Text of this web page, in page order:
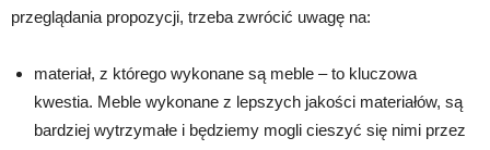
przeglądania propozycji, trzeba zwrócić uwagę na:
materiał, z którego wykonane są meble – to kluczowa
kwestia. Meble wykonane z lepszych jakości materiałów, są
bardziej wytrzymałe i będziemy mogli cieszyć się nimi przez